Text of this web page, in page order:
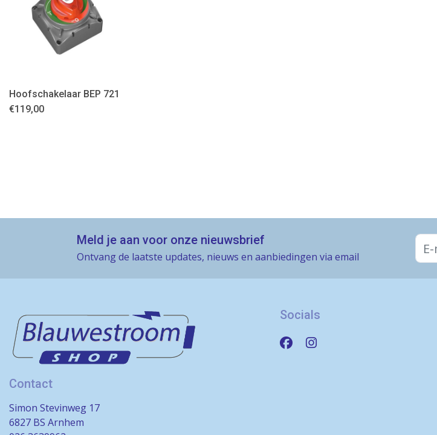
Hoofschakelaar BEP 721
€119,00
Meld je aan voor onze nieuwsbrief
Ontvang de laatste updates, nieuws en aanbiedingen via email
Contact
Simon Stevinweg 17
6827 BS Arnhem
Socials